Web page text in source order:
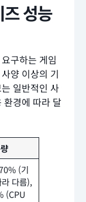
성능
구하는 게임
양 이상의 기
일반적인 사
환경에 따라 달
(기
다름),
(CPU